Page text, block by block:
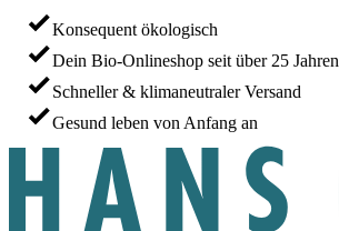
Konsequent ökologisch
Dein Bio-Onlineshop seit über 25 Jahren
Schneller & klimaneutraler Versand
Gesund leben von Anfang an